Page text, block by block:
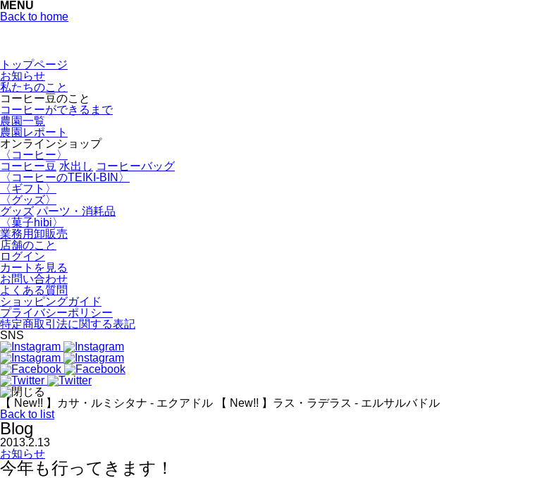
MENU
Back to home
トップページ
お知らせ
私たちのこと
コーヒー豆のこと
コーヒーができるまで
農園一覧
農園レポート
オンラインショップ
〈コーヒー〉
コーヒー豆 水出し コーヒーバッグ
〈コーヒーのTEIKI-BIN〉
〈ギフト〉
〈グッズ〉
グッズ パーツ・消耗品
〈菓子hibi〉
業務用卸販売
店舗のこと
ログイン
カートを見る
お問い合わせ
よくある質問
ショッピングガイド
プライバシーポリシー
特定商取引法に関する表記
SNS
【 New!! 】カサ・ルミシタナ - エクアドル
【 New!! 】ラス・ラデラス - エルサルバドル
Back to list
Blog
2013.2.13
お知らせ
今年も行ってきます！